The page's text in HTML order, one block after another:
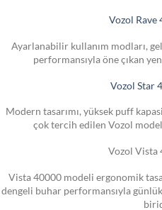
Vozol Rave
Ayarlanabilir kullanım modları,
performansıyla öne çıkan
Vozol Star
Modern tasarımı, yüksek puff
çok tercih edilen Vozol
Vozol Vista
Vista 40000 modeli ergonomik
dengeli buhar performansıyla